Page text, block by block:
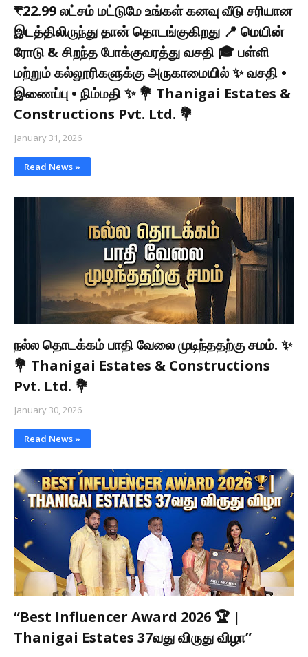
₹22.99 லட்சம் மட்டுமே உங்கள் கனவு வீடு சரியான
இடத்திலிருந்து தான் தொடங்குகிறது 📍 மெயின்
ரோடு & சிறந்த போக்குவரத்து வசதி 🎓 பள்ளி
மற்றும் கல்லூரிகளுக்கு அருகாமையில் ✨ வசதி •
இணைப்பு • நிம்மதி ✨ 💐 Thanigai Estates &
Constructions Pvt. Ltd. 💐
January 31, 2026
Read News »
நல்ல தொடக்கம் பாதி வேலை முடிந்ததற்கு சமம். ✨
💐 Thanigai Estates & Constructions
Pvt. Ltd. 💐
January 30, 2026
Read News »
“Best Influencer Award 2026 🏆 |
Thanigai Estates 37வது விருது விழா”